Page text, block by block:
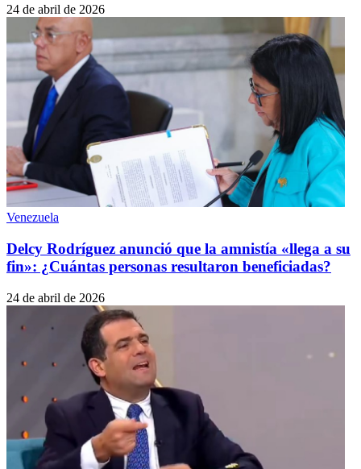
24 de abril de 2026
Venezuela
Delcy Rodríguez anunció que la amnistía «llega a su
fin»: ¿Cuántas personas resultaron beneficiadas?
24 de abril de 2026